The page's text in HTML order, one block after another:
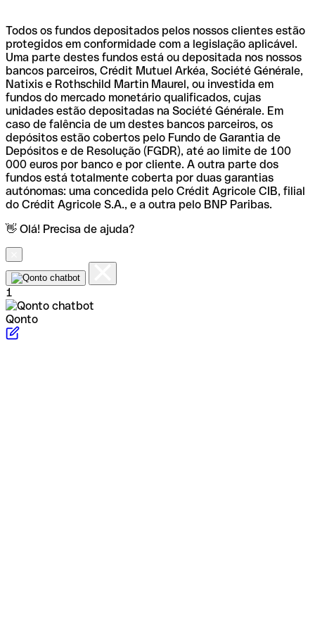
Todos os fundos depositados pelos nossos clientes estão
protegidos em conformidade com a legislação aplicável.
Uma parte destes fundos está ou depositada nos nossos
bancos parceiros, Crédit Mutuel Arkéa, Société Générale,
Natixis e Rothschild Martin Maurel, ou investida em
fundos do mercado monetário qualificados, cujas
unidades estão depositadas na Société Générale. Em
caso de falência de um destes bancos parceiros, os
depósitos estão cobertos pelo Fundo de Garantia de
Depósitos e de Resolução (FGDR), até ao limite de 100
000 euros por banco e por cliente. A outra parte dos
fundos está totalmente coberta por duas garantias
autónomas: uma concedida pelo Crédit Agricole CIB, filial
do Crédit Agricole S.A., e a outra pelo BNP Paribas.
👋 Olá! Precisa de ajuda?
1
Qonto